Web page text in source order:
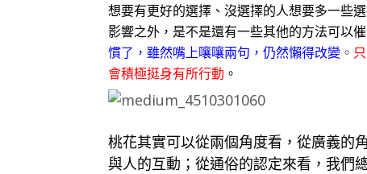
想要有更好的選擇、沒選擇的人想要多一些
影響之外，是不是還有一些其他的方法可以
慣了，雖然嘴上嚷嚷兩句，仍然懶得改變 。
會積極挺身有所行動 。
桃花其實可以從兩個角度看，從廣義的
與人的互動；從通俗的認定來看，我們